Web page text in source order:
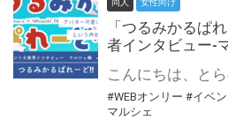
同人 女性向け
「つるみかるぱ
者インタビュー-
#WEBオンリー #イベ
マルシェ